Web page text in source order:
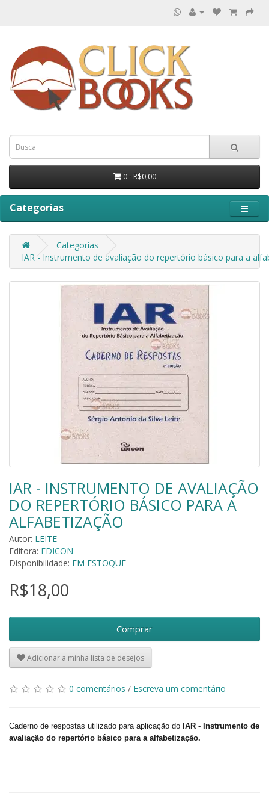
0 - R$0,00
Categorias
Categorias
IAR - Instrumento de avaliação do repertório básico para a
IAR - INSTRUMENTO DE AVALIAÇÃO
DO REPERTÓRIO BÁSICO PARA A
ALFABETIZAÇÃO
Autor: LEITE
Editora: EDICON
Disponibilidade: EM ESTOQUE
R$18,00
Comprar
Adicionar a minha lista de desejos
0 comentários / Escreva um comentário
Caderno de respostas utilizado para aplicação do IAR - Instrumento de
avaliação do repertório básico para a alfabetização.